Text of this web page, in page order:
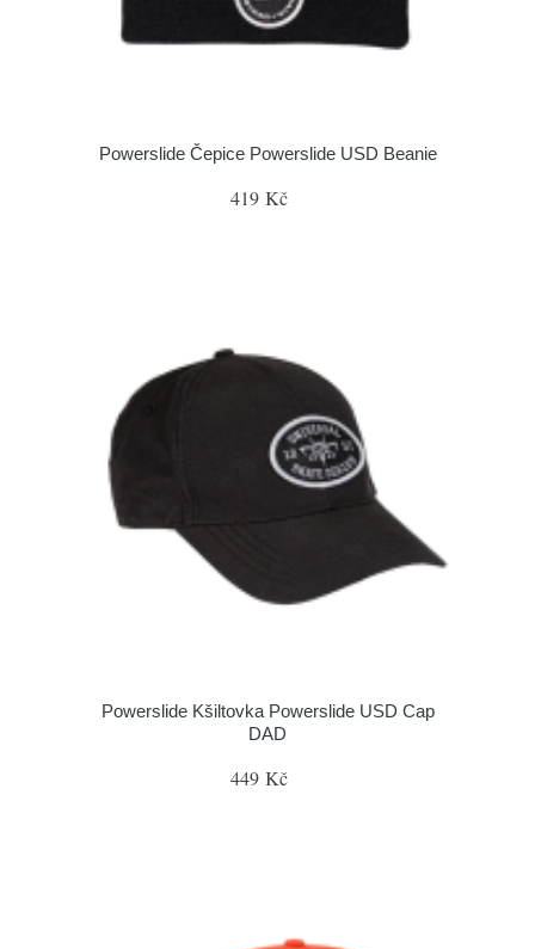
Powerslide Čepice Powerslide USD Beanie
419 Kč
Powerslide Kšiltovka Powerslide USD Cap
DAD
449 Kč